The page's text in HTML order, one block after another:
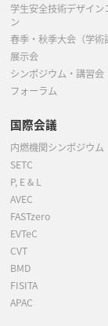
学生安全技術デザイン
ン
春季・秋季大会（学術
展示会
シンポジウム・講習会
フォーラム
国際会議
内燃機関シンポジウム
SETC
P, E & L
AVEC
FASTzero
EVTeC
CVT
BMD
FISITA
APAC